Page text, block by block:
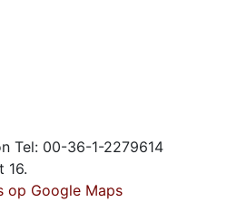
Tel: 00-36-1-2279614
16.
op Google Maps